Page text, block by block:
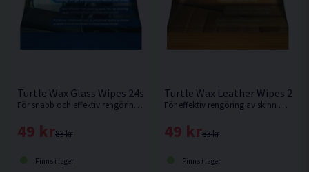
Turtle Wax Glass Wipes 24st Flatpack Glasrengöring
För snabb och effektiv rengöring av glas och speglar både in- och utvändigt.
83 kr
49 kr
Finns i lager
Turtle Wax Leather Wipes
För effektiv rengöring av skinn och läder.
83 kr
49 kr
Finns i lager